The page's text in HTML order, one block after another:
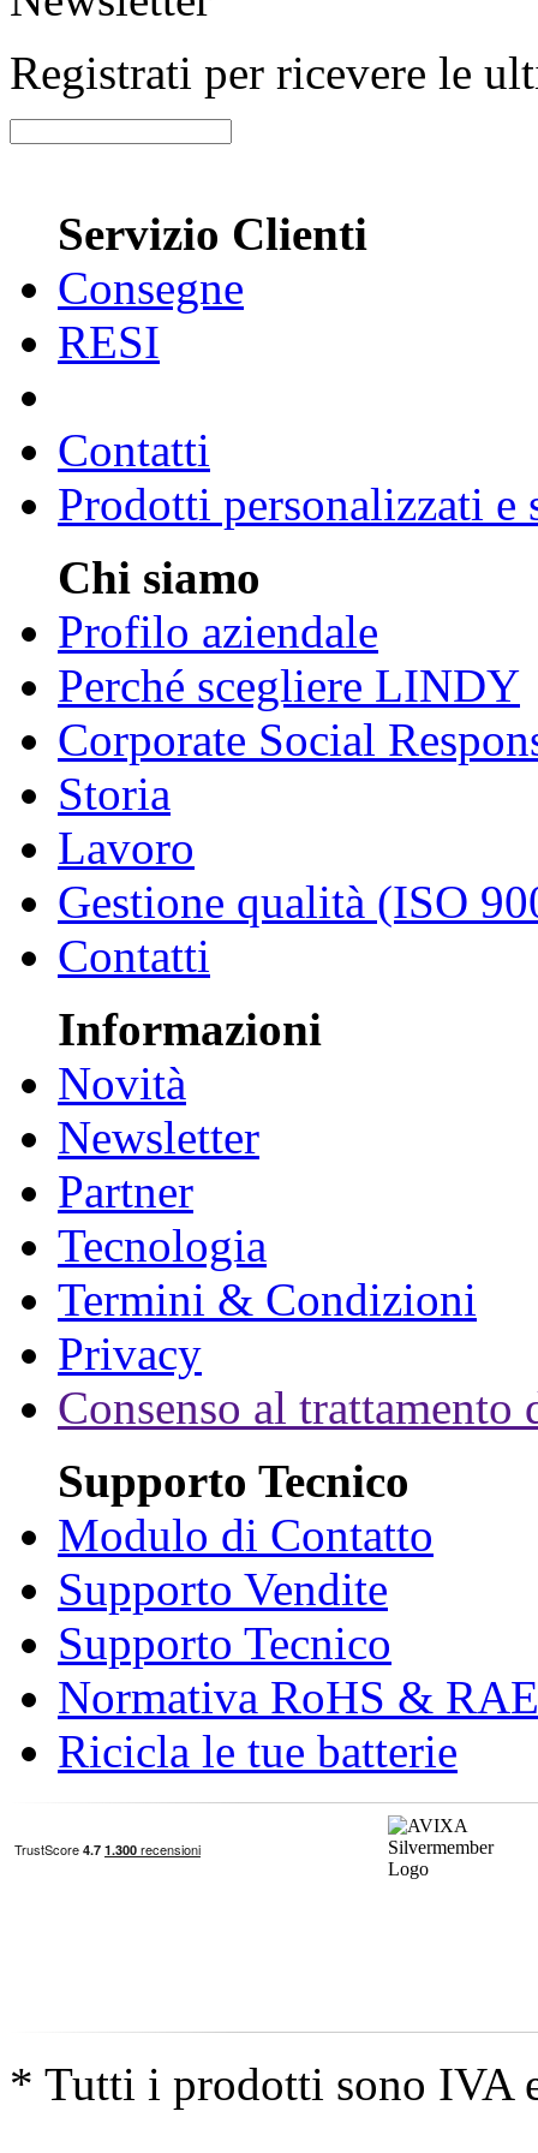
Registrati per ricevere le
Servizio Clienti
Consegne
RESI
Contatti
Prodotti personalizzati e
Chi siamo
Profilo aziendale
Perché scegliere LINDY
Corporate Social
Storia
Lavoro
Gestione qualità (ISO
Contatti
Informazioni
Novità
Newsletter
Partner
Tecnologia
Termini & Condizioni
Privacy
Consenso al trattamento
Supporto Tecnico
Modulo di Contatto
Supporto Vendite
Supporto Tecnico
Normativa RoHS &
Ricicla le tue batterie
* Tutti i prodotti sono IVA